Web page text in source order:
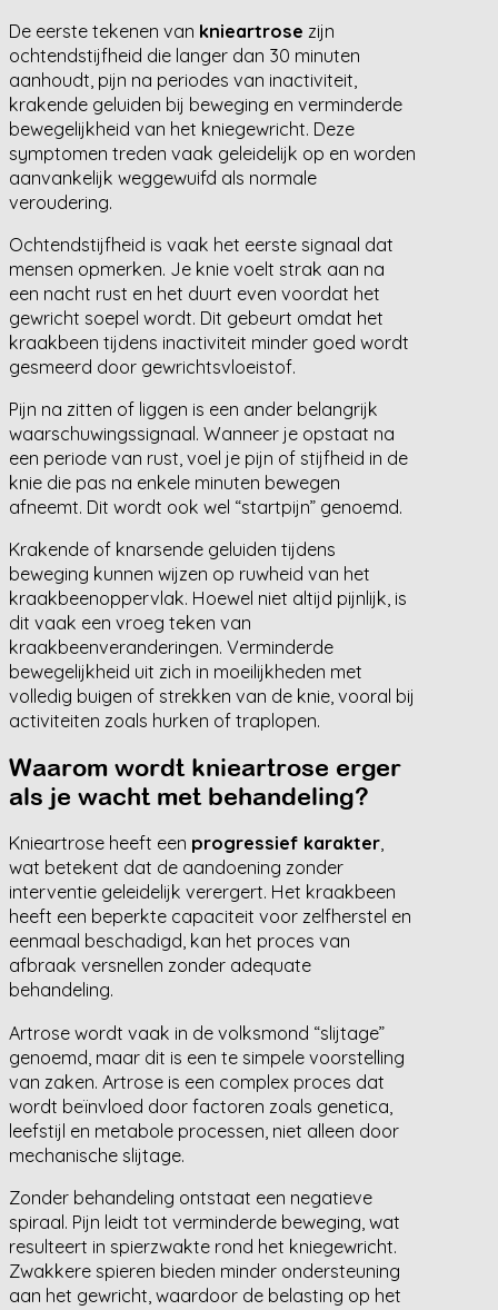
De eerste tekenen van knieartrose zijn
ochtendstijfheid die langer dan 30 minuten
aanhoudt, pijn na periodes van inactiviteit,
krakende geluiden bij beweging en verminderde
bewegelijkheid van het kniegewricht. Deze
symptomen treden vaak geleidelijk op en worden
aanvankelijk weggewuifd als normale
veroudering.
Ochtendstijfheid is vaak het eerste signaal dat
mensen opmerken. Je knie voelt strak aan na
een nacht rust en het duurt even voordat het
gewricht soepel wordt. Dit gebeurt omdat het
kraakbeen tijdens inactiviteit minder goed wordt
gesmeerd door gewrichtsvloeistof.
Pijn na zitten of liggen is een ander belangrijk
waarschuwingssignaal. Wanneer je opstaat na
een periode van rust, voel je pijn of stijfheid in de
knie die pas na enkele minuten bewegen
afneemt. Dit wordt ook wel “startpijn” genoemd.
Krakende of knarsende geluiden tijdens
beweging kunnen wijzen op ruwheid van het
kraakbeenoppervlak. Hoewel niet altijd pijnlijk, is
dit vaak een vroeg teken van
kraakbeenveranderingen. Verminderde
bewegelijkheid uit zich in moeilijkheden met
volledig buigen of strekken van de knie, vooral bij
activiteiten zoals hurken of traplopen.
Waarom wordt knieartrose erger
als je wacht met behandeling?
Knieartrose heeft een progressief karakter,
wat betekent dat de aandoening zonder
interventie geleidelijk verergert. Het kraakbeen
heeft een beperkte capaciteit voor zelfherstel en
eenmaal beschadigd, kan het proces van
afbraak versnellen zonder adequate
behandeling.
Artrose wordt vaak in de volksmond “slijtage”
genoemd, maar dit is een te simpele voorstelling
van zaken. Artrose is een complex proces dat
wordt beïnvloed door factoren zoals genetica,
leefstijl en metabole processen, niet alleen door
mechanische slijtage.
Zonder behandeling ontstaat een negatieve
spiraal. Pijn leidt tot verminderde beweging, wat
resulteert in spierzwakte rond het kniegewricht.
Zwakkere spieren bieden minder ondersteuning
aan het gewricht, waardoor de belasting op het